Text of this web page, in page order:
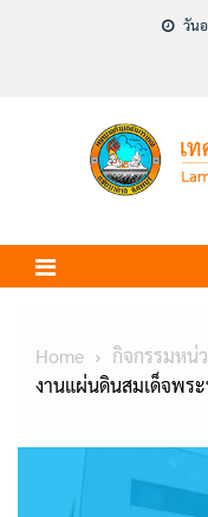
วัน
Home
กิจกรรมหน่
งานแผ่นดินสมเด็จพร